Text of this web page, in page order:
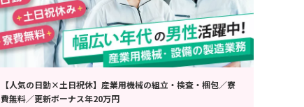
【人気の日勤×土日祝休】産業用機械の組立・検査・梱包／寮
費無料／更新ボーナス年20万円